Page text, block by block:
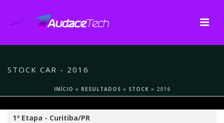
STOCK CAR - 2016
INÍCIO » RESULTADOS » STOCK » 2016
1ª Etapa - Curitiba/PR